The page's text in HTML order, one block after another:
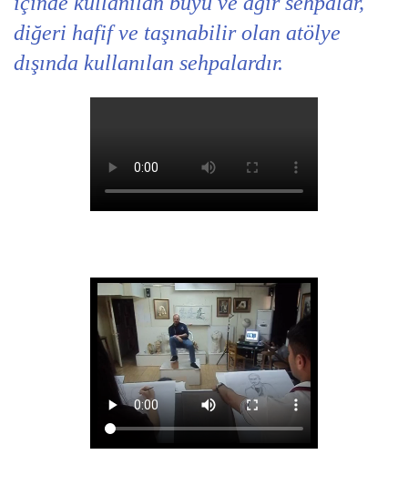
diğeri hafif ve taşınabilir olan atölye
dışında kullanılan sehpalardır.